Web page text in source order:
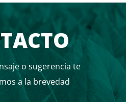
o sugerencia te
a la brevedad